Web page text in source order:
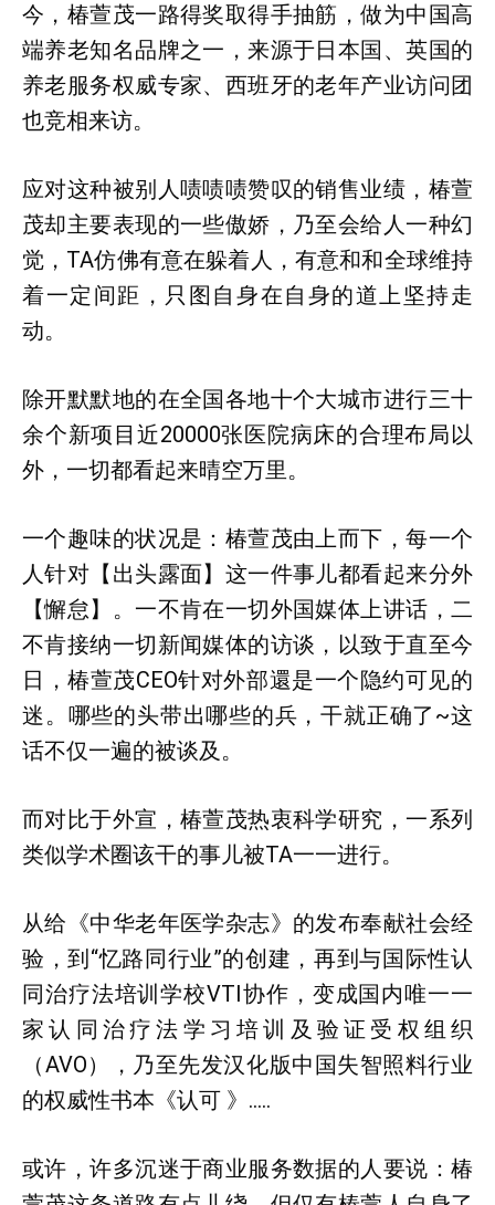
今，椿萱茂一路得奖取得手抽筋，做为中国高
端养老知名品牌之一，来源于日本国、英国的
养老服务权威专家、西班牙的老年产业访问团
也竞相来访。
应对这种被别人啧啧啧赞叹的销售业绩，椿萱
茂却主要表现的一些傲娇，乃至会给人一种幻
觉，TA仿佛有意在躲着人，有意和和全球维持
着一定间距，只图自身在自身的道上坚持走
动。
除开默默地的在全国各地十个大城市进行三十
余个新项目近20000张医院病床的合理布局以
外，一切都看起来晴空万里。
一个趣味的状况是：椿萱茂由上而下，每一个
人针对【出头露面】这一件事儿都看起来分外
【懈怠】。一不肯在一切外国媒体上讲话，二
不肯接纳一切新闻媒体的访谈，以致于直至今
日，椿萱茂CEO针对外部還是一个隐约可见的
迷。哪些的头带出哪些的兵，干就正确了~这
话不仅一遍的被谈及。
而对比于外宣，椿萱茂热衷科学研究，一系列
类似学术圈该干的事儿被TA一一进行。
从给《中华老年医学杂志》的发布奉献社会经
验，到“忆路同行业”的创建，再到与国际性认
同治疗法培训学校VTI协作，变成国内唯一一
家认同治疗法学习培训及验证受权组织
（AVO），乃至先发汉化版中国失智照料行业
的权威性书本《认可 》…..
或许，许多沉迷于商业服务数据的人要说：椿